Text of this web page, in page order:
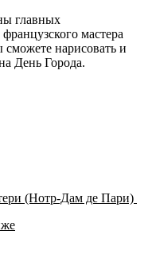
главных
мастера
нарисовать и
День Города.
(Нотр-Дам де Пари)